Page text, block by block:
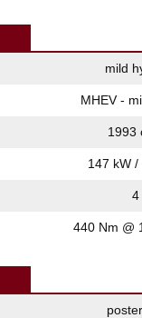
mild
MHEV -
1993
147 kW /
4
440 Nm @